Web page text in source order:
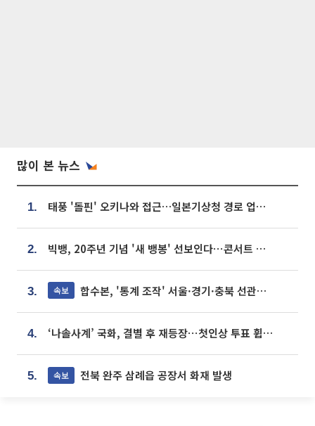
많이 본 뉴스
1. 태풍 '돌핀' 오키나와 접근…일본기상청 경로 업데이트
2. 빅뱅, 20주년 기념 '새 뱅봉' 선보인다⋯콘서트 앞두고 팝업 개최
3. 속보 합수본, '통계 조작' 서울·경기·충북 선관위 등 추가 압수수색
4. ‘나솔사계’ 국화, 결별 후 재등장⋯첫인상 투표 휩쓸고 ‘인기녀’ 등극
5. 속보 전북 완주 삼례읍 공장서 화재 발생